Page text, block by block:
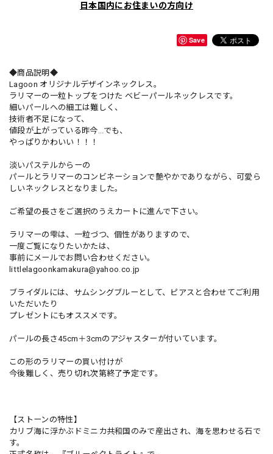
日本国内にお住まいの方向け
Save
◆商品説明◆
Lagoon オリジナルデザインネックレス。
ラリマーの一粒トップをつけた ベビーパールネックレスです。
細いパールへの細工は難しく、
技術者不足になって、
値段が上がっている昨今…でも、
やっぱりかわいい！！！
淡いパステルからーの
パールとラリマーのコンビネーションで艶やかでありながら、可愛ら
しいネックレスとなりました。
ご希望の長さをご選択のうえカートに進んで下さい。
ラリマーの雫は、一粒づつ、個性がありますので、
一度ご覧になりたいかたは、
事前にメールでお問い合わせください。
littlelagoonkamakura@yahoo.co.jp
ブライダルには、サムシングブルーとして、ピアスと合わせてご利用
いただいたり
プレゼントにもオススメです。
パールの長さ45cm＋3cmのアジャスターが付いています。
この形のラリマーの買い付けが
今後難しく、売り切れ次第終了予定です。
【ストーンの特性】
カリブ海に浮かぶドミニカ共和国のみで産出され、海を思わせる石で
す。